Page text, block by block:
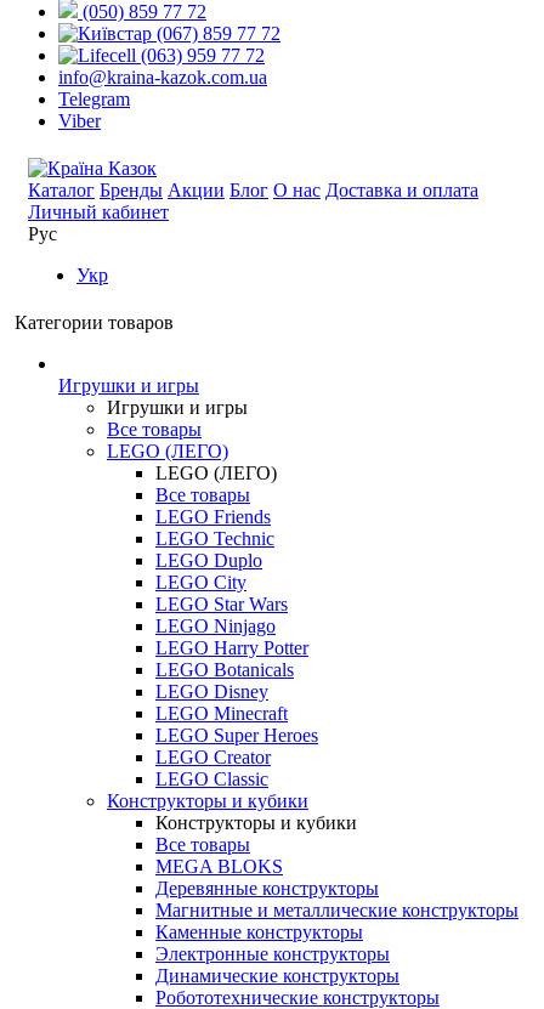
(050) 859 77 72
(067) 859 77 72
(063) 959 77 72
info@kraina-kazok.com.ua
Telegram
Viber
Каталог Бренды Акции Блог О нас Доставка и оплата
Личный кабинет
Рус
Укр
Категории товаров
Игрушки и игры
Игрушки и игры
Все товары
LEGO (ЛЕГО)
LEGO (ЛЕГО)
Все товары
LEGO Friends
LEGO Technic
LEGO Duplo
LEGO City
LEGO Star Wars
LEGO Ninjago
LEGO Harry Potter
LEGO Botanicals
LEGO Disney
LEGO Minecraft
LEGO Super Heroes
LEGO Creator
LEGO Classic
Конструкторы и кубики
Конструкторы и кубики
Все товары
MEGA BLOKS
Деревянные конструкторы
Магнитные и металлические конструкторы
Каменные конструкторы
Электронные конструкторы
Динамические конструкторы
Робототехнические конструкторы